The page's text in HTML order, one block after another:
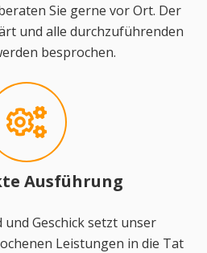
Sie gerne vor Ort. Der
und alle durchzuführenden
besprochen.
Ausführung
und Geschick setzt unser
Leistungen in die Tat